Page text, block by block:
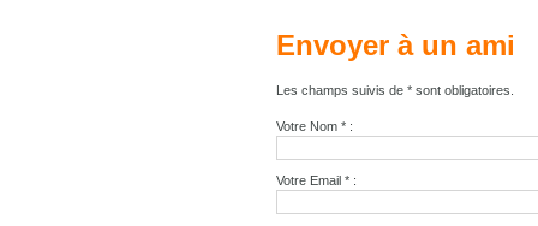
Envoyer à un ami
Les champs suivis de * sont obligatoires.
Votre Nom * :
Votre Email * :